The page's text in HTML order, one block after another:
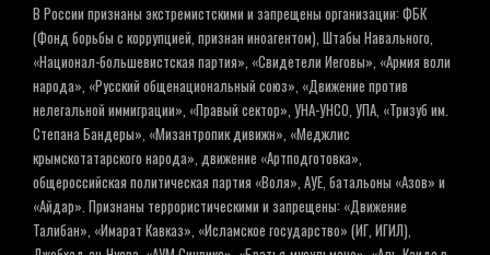
В России признаны экстремистскими и запрещены организации: ФБК
(Фонд борьбы с коррупцией, признан иноагентом), Штабы Навального,
«Национал-большевистская партия», «Свидетели Иеговы», «Армия воли
народа», «Русский общенациональный союз», «Движение против
нелегальной иммиграции», «Правый сектор», УНА-УНСО, УПА, «Тризуб им.
Степана Бандеры», «Мизантропик дивижн», «Меджлис
крымскотатарского народа», движение «Артподготовка»,
общероссийская политическая партия «Воля», АУЕ, батальоны «Азов» и
«Айдар». Признаны террористическими и запрещены: «Движение
Талибан», «Имарат Кавказ», «Исламское государство» (ИГ, ИГИЛ),